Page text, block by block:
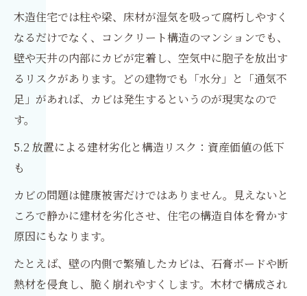
木造住宅では柱や梁、床材が湿気を吸って腐朽しやすく
なるだけでなく、コンクリート構造のマンションでも、
壁や天井の内部にカビが定着し、空気中に胞子を放出す
るリスクがあります。どの建物でも「水分」と「通気不
足」があれば、カビは発生するというのが現実なので
す。
5.2 放置による建材劣化と構造リスク：資産価値の低下
も
カビの問題は健康被害だけではありません。見えないと
ころで静かに建材を劣化させ、住宅の構造自体を脅かす
原因にもなります。
たとえば、壁の内側で繁殖したカビは、石膏ボードや断
熱材を侵食し、脆く崩れやすくします。木材で構成され